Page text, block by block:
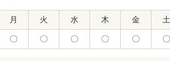
月 火 水 木 金 土
〇 〇 〇 〇 〇 〇